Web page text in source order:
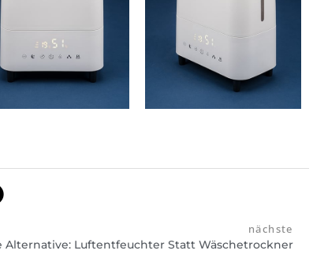
nächste
Alternative: Luftentfeuchter Statt Wäschetrockner